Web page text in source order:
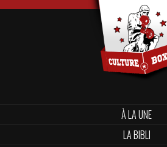
À LA UNE
LA BIBLI